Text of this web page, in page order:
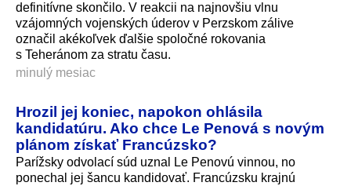
definitívne skončilo. V reakcii na najnovšiu vlnu
vzájomných vojenských úderov v Perzskom zálive
označil akékoľvek ďalšie spoločné rokovania
s Teheránom za stratu času.
minulý mesiac
Hrozil jej koniec, napokon ohlásila
kandidatúru. Ako chce Le Penová s novým
plánom získať Francúzsko?
Parížsky odvolací súd uznal Le Penovú vinnou, no
ponechal jej šancu kandidovať. Francúzsku krajnú